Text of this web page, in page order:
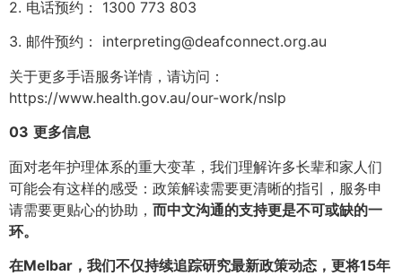
2. 电话预约： 1300 773 803
3. 邮件预约： interpreting@deafconnect.org.au
关于更多手语服务详情，请访问：
https://www.health.gov.au/our-work/nslp
03 更多信息
面对老年护理体系的重大变革，我们理解许多长辈和家人们
可能会有这样的感受：政策解读需要更清晰的指引，服务申
请需要更贴心的协助， 而中文沟通的支持更是不可或缺的一
环。
在Melbar，我们不仅持续追踪研究最新政策动态，更将15年